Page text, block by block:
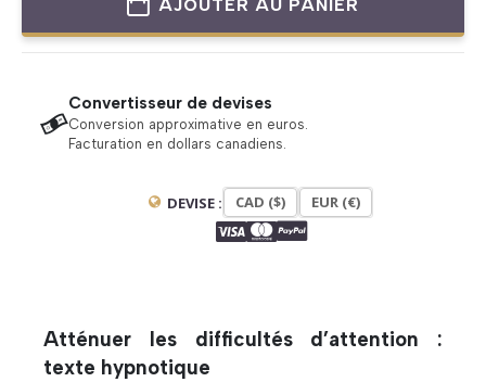
AJOUTER AU PANIER
Convertisseur de devises
Conversion approximative en euros.
Facturation en dollars canadiens.
DEVISE : CAD ($) EUR (€)
Atténuer les difficultés d’attention :
texte hypnotique